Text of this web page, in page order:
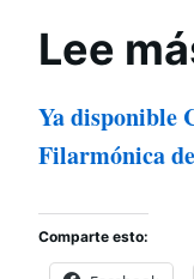
Lee
Ya disponible
Filarmónica
Comparte esto: